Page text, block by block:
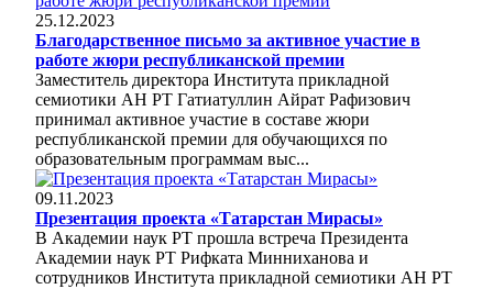
25.12.2023
Благодарственное письмо за активное участие в
работе жюри республиканской премии
Заместитель директора Института прикладной
семиотики АН РТ Гатиатуллин Айрат Рафизович
принимал активное участие в составе жюри
республиканской премии для обучающихся по
образовательным программам выс...
09.11.2023
Презентация проекта «Татарстан Мирасы»
В Академии наук РТ прошла встреча Президента
Академии наук РТ Рифката Минниханова и
сотрудников Института прикладной семиотики АН РТ